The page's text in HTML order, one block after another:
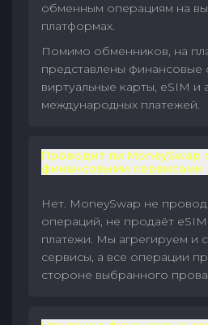
обменным операциям на
платформах.
Помимо обменников, на
представлены
виртуальные карты, eSIM и
международных платежей.
Проводит ли MoneySwap
финансовыми сервисами
Нет. MoneySwap не
операций, не продаёт
платежи. Мы агрегируем и
сервисы, а все операции
стороне выбранного